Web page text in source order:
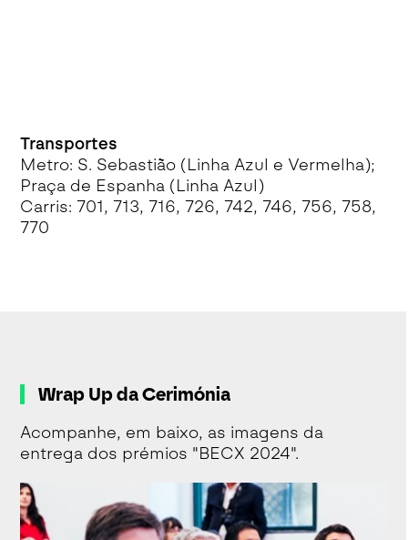
Transportes
Metro: S. Sebastião (Linha Azul e Vermelha);
Praça de Espanha (Linha Azul)
Carris: 701, 713, 716, 726, 742, 746, 756, 758,
770
Wrap Up da Cerimónia
Acompanhe, em baixo, as imagens da
entrega dos prémios "BECX 2024".